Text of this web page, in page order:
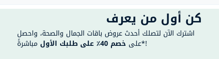
كن أول من يعرف
اشترك الآن لتصلك أحدث عروض باقات الجمال والصحة، واحصل
على خصم 40٪ على طلبك الأول مباشرةً*!